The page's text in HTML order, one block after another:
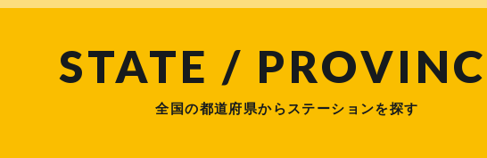
STATE /
全国の都道府県からステーションを探す